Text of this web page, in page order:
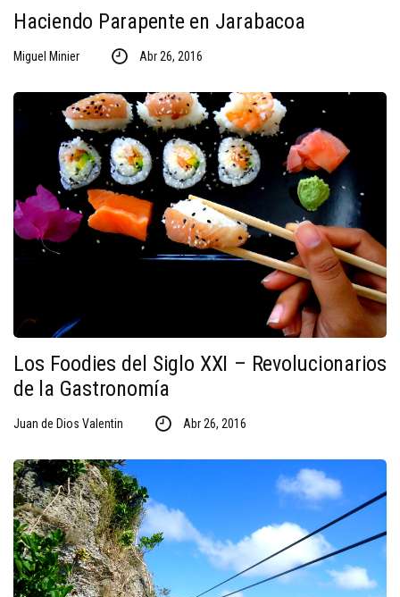
Haciendo Parapente en Jarabacoa
Miguel Minier Abr 26, 2016
Los Foodies del Siglo XXI – Revolucionarios
de la Gastronomía
Juan de Dios Valentin Abr 26, 2016